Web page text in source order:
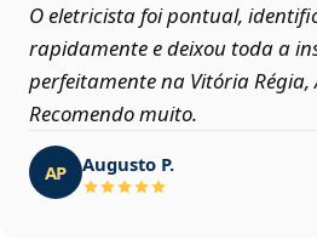
O eletricista foi pontual,
rapidamente e deixou toda a
perfeitamente na Vitória Régia,
Recomendo muito.
AP Augusto P.